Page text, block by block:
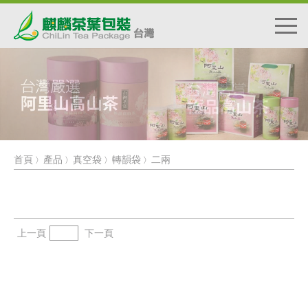
首頁 〉 產品 〉 真空袋 〉 轉韻袋 〉 二兩
上一頁 下一頁